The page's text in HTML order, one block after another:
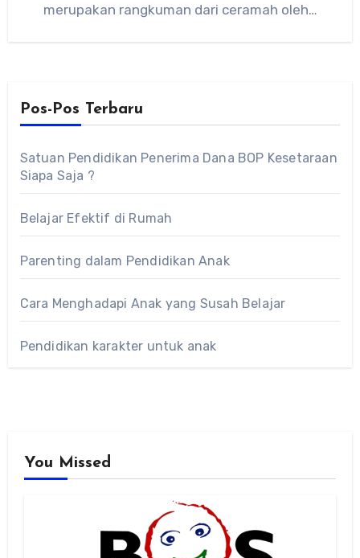
merupakan rangkuman dari ceramah oleh…
Pos-Pos Terbaru
Satuan Pendidikan Penerima Dana BOP Kesetaraan
Siapa Saja ?
Belajar Efektif di Rumah
Parenting dalam Pendidikan Anak
Cara Menghadapi Anak yang Susah Belajar
Pendidikan karakter untuk anak
You Missed